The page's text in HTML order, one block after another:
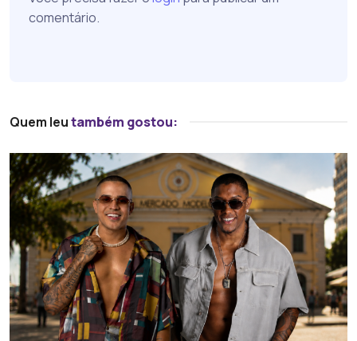
comentário.
Quem leutambém gostou: